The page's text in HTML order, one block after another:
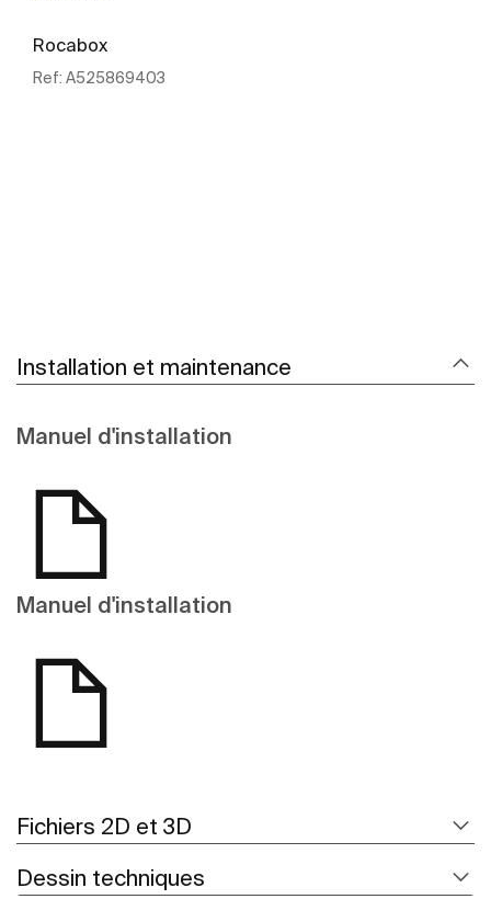
Rocabox
Ref: A525869403
Installation et maintenance
Manuel d'installation
Manuel d'installation
Fichiers 2D et 3D
Dessin techniques